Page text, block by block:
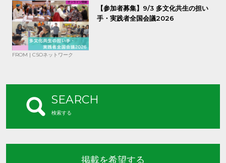
【参加者募集】9/3 多文化共生の担い
手・実践者全国会議2026
FROM | CSOネットワーク
SEARCH
検索する
掲載を希望する